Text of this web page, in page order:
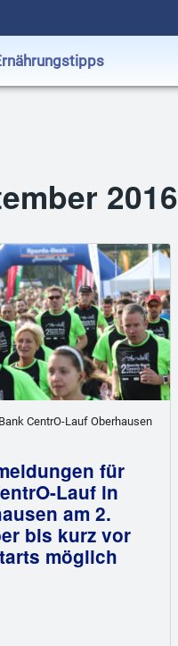
2016
CentrO-Lauf Oberhausen
für
Lauf in
am 2.
bis kurz vor
möglich